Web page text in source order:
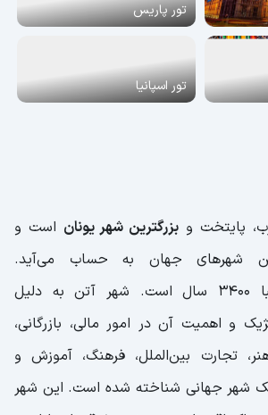
تور پاریس
تور اسپانیا
پایتخت و بزرگترین شهر یونان است و
شهرهای جهان به حساب می‌آید.
تاریخچه آتن تقریبا ۳۴۰۰ سال است. شهر آتن به دلیل
و اهمیت آن در امور مالی، بازرگانی،
تجارت بین‌الملل، فرهنگ، آموزش و
شهر جهانی شناخته شده است. این شهر